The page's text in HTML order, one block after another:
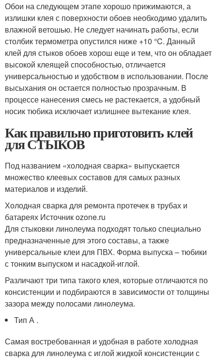
Обои на следующем этапе хорошо прижимаются, а
излишки клея с поверхности обоев необходимо удалить
влажной ветошью. Не следует начинать работы, если
столбик термометра опустился ниже +10 °C. Данный
клей для стыков обоев хорош еще и тем, что он обладает
высокой клеящей способностью, отличается
универсальностью и удобством в использовании. После
высыхания он остается полностью прозрачным. В
процессе нанесения смесь не растекается, а удобный
носик тюбика исключает излишнее вытекание клея.
Как правильно приготовить клей
для СТЫКОВ
Под названием «холодная сварка» выпускается
множество клеевых составов для самых разных
материалов и изделий.
Холодная сварка для ремонта протечек в трубах и
батареях Источник ozone.ru
Для стыковки линолеума подходят только специально
предназначенные для этого составы, а также
универсальные клеи для ПВХ. Форма выпуска – тюбики
с тонким выпуском и насадкой-иглой.
Различают три типа такого клея, которые отличаются по
консистенции и подбираются в зависимости от толщины
зазора между полосами линолеума.
Тип А .
Самая востребованная и удобная в работе холодная
сварка для линолеума с иглой жидкой консистенции с